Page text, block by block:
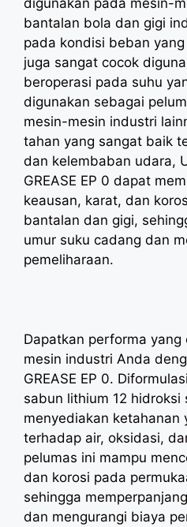
bantalan bola dan gigi
pada kondisi beban
juga sangat cocok
beroperasi pada suhu
digunakan sebagai
mesin-mesin industri
tahan yang sangat baik
dan kelembaban udara,
GREASE EP 0 dapat
keausan, karat, dan
bantalan dan gigi,
umur suku cadang dan
pemeliharaan.
Dapatkan performa
mesin industri Anda
GREASE EP 0.
sabun lithium 12 hidroksi
menyediakan ketahanan
terhadap air, oksidasi,
pelumas ini mampu
dan korosi pada
sehingga
dan mengurangi biaya